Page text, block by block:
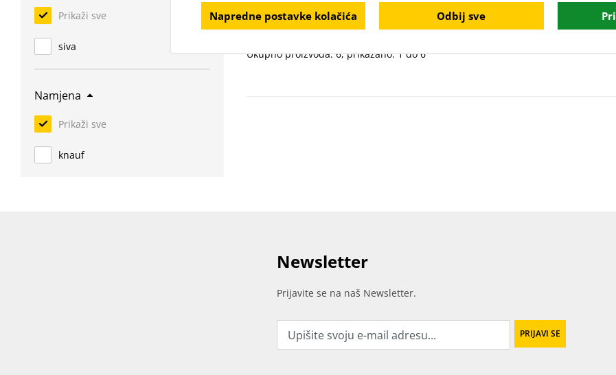
Prikaži sve
siva
Namjena
Prikaži sve
knauf
Ukupno proizvoda: 6, prikazano: 1 do 6
Napredne postavke kolačića Odbij sve
Newsletter
Prijavite se na naš Newsletter.